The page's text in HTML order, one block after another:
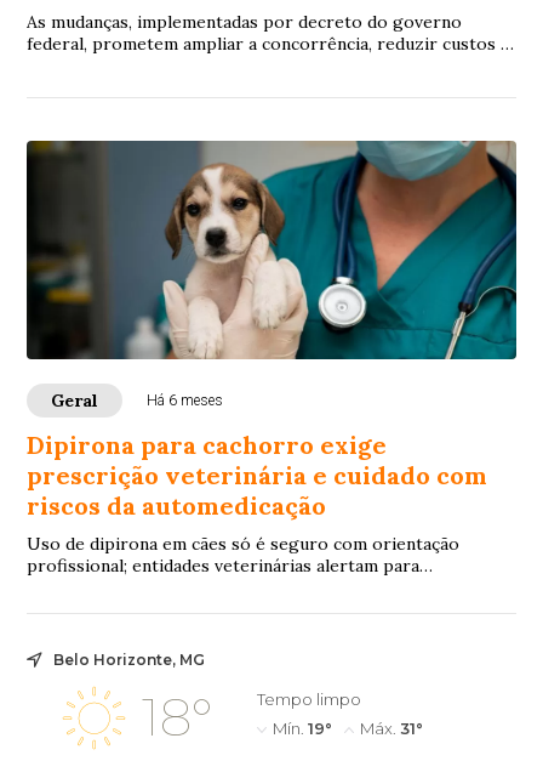
As mudanças, implementadas por decreto do governo
federal, prometem ampliar a concorrência, reduzir custos e
Geral Há 6 meses
Dipirona para cachorro exige
prescrição veterinária e cuidado com
riscos da automedicação
Uso de dipirona em cães só é seguro com orientação
profissional; entidades veterinárias alertam para
causados pela automedicação
Belo Horizonte, MG
18°
Tempo limpo
Mín. 19° Máx. 31°